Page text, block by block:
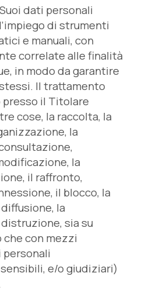
dati personali
di strumenti
e manuali, con
correlate alle finalità
in modo da garantire
Il trattamento
il Titolare
cose, la raccolta, la
la
la
il raffronto,
il blocco, la
la
sia su
con mezzi
e/o giudiziari)